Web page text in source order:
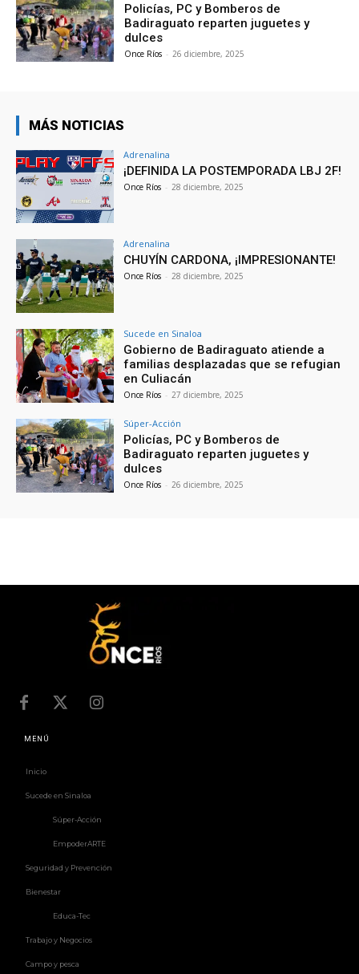
Policías, PC y Bomberos de
Badiraguato reparten juguetes y
dulces
Once Ríos - 26 diciembre, 2025
MÁS NOTICIAS
Adrenalina
¡DEFINIDA LA POSTEMPORADA LBJ 2F!
Once Ríos - 28 diciembre, 2025
Adrenalina
CHUYÍN CARDONA, ¡IMPRESIONANTE!
Once Ríos - 28 diciembre, 2025
Sucede en Sinaloa
Gobierno de Badiraguato atiende a
familias desplazadas que se refugian
en Culiacán
Once Ríos - 27 diciembre, 2025
Súper-Acción
Policías, PC y Bomberos de
Badiraguato reparten juguetes y
dulces
Once Ríos - 26 diciembre, 2025
MENÚ
Inicio
Sucede en Sinaloa
Súper-Acción
EmpoderARTE
Seguridad y Prevención
Bienestar
Educa-Tec
Trabajo y Negocios
Campo y pesca